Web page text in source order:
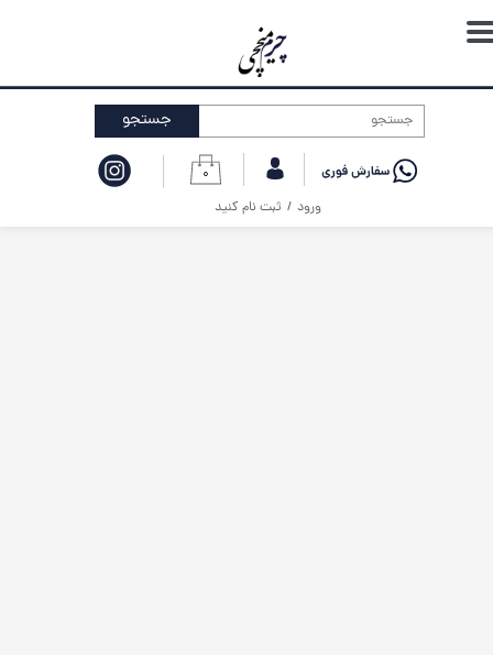
۰
ورود / ثبت نام کنید
حساب کاربری من
تغییر گذر واژه
خروج از حساب کاربری
جستجو